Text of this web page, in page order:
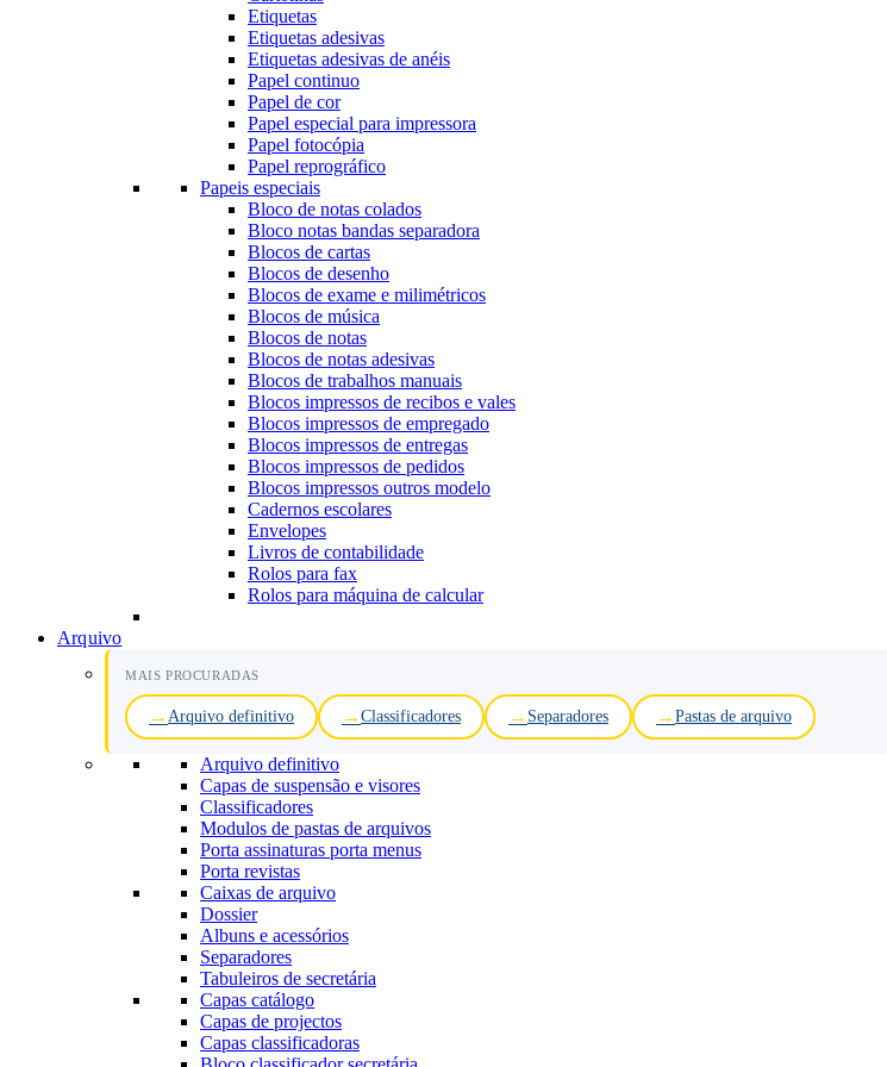
Etiquetas
Etiquetas adesivas
Etiquetas adesivas de anéis
Papel continuo
Papel de cor
Papel especial para impressora
Papel fotocópia
Papel reprográfico
Papeis especiais
Bloco de notas colados
Bloco notas bandas separadora
Blocos de cartas
Blocos de desenho
Blocos de exame e milimétricos
Blocos de música
Blocos de notas
Blocos de notas adesivas
Blocos de trabalhos manuais
Blocos impressos de recibos e vales
Blocos impressos de empregado
Blocos impressos de entregas
Blocos impressos de pedidos
Blocos impressos outros modelo
Cadernos escolares
Envelopes
Livros de contabilidade
Rolos para fax
Rolos para máquina de calcular
Arquivo
MAIS PROCURADAS
Arquivo definitivo Classificadores Separadores Pastas de arquivo
Arquivo definitivo
Capas de suspensão e visores
Classificadores
Modulos de pastas de arquivos
Porta assinaturas porta menus
Porta revistas
Caixas de arquivo
Dossier
Albuns e acessórios
Separadores
Tabuleiros de secretária
Capas catálogo
Capas de projectos
Capas classificadoras